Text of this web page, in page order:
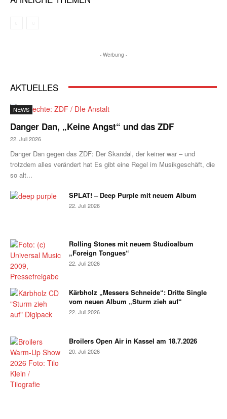
- Werbung -
AKTUELLES
NEWS
Danger Dan, „Keine Angst“ und das ZDF
22. Juli 2026
Danger Dan gegen das ZDF: Der Skandal, der keiner war – und
trotzdem alles verändert hat Es gibt eine Regel im Musikgeschäft, die
so alt...
SPLAT! – Deep Purple mit neuem Album
22. Juli 2026
Rolling Stones mit neuem Studioalbum
„Foreign Tongues“
22. Juli 2026
Kärbholz „Messers Schneide“: Dritte Single
vom neuen Album „Sturm zieh auf“
22. Juli 2026
Broilers Open Air in Kassel am 18.7.2026
20. Juli 2026